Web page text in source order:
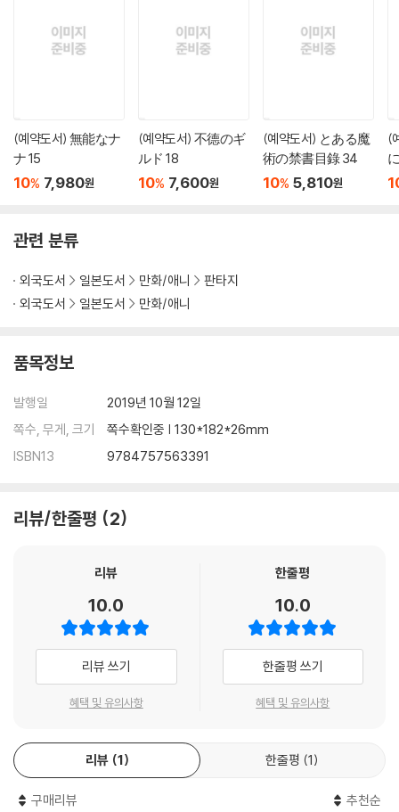
(예약도서) 無能なナ
ナ 15
10% 7,980원
(예약도서) 不德のギ
ルド 18
10% 7,600원
(예약도서) とある魔
術の禁書目錄 34
10% 5,810원
(
관련 분류
외국도서 일본도서 만화/애니
판타지
외국도서
일본도서 만화/애니
품목정보
발행일
2019년 10월 12일
쪽수, 무게, 크기
쪽수확인중 | 130*182*26mm
ISBN13
9784757563391
리뷰/한줄평 2
리뷰
10.0
리뷰 쓰기
혜택 및 유의사항
한줄평
10.0
한줄평 쓰기
혜택 및 유의사항
리뷰 1 한줄평 1
구매리뷰 추천순